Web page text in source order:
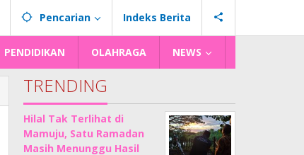
Pencarian Indeks Berita
PENDIDIKAN OLAHRAGA NEWS
TRENDING
Hilal Tak Terlihat di
Mamuju, Satu Ramadan
Masih Menunggu Hasil